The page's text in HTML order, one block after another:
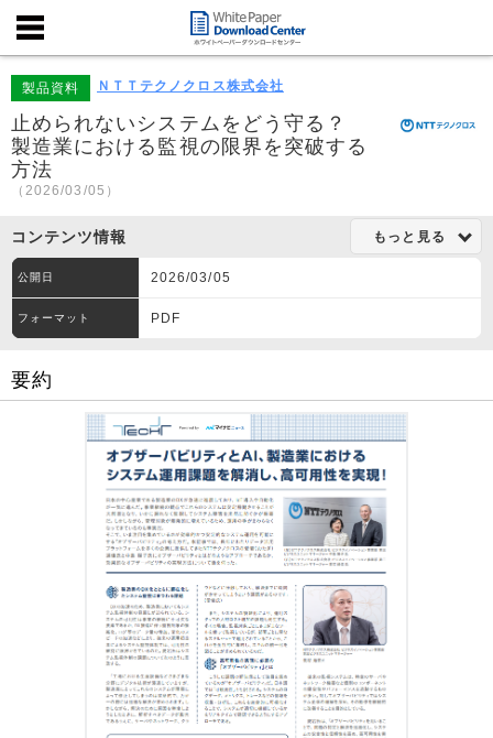
製品資料 ＮＴＴテクノクロス株式会社
止められないシステムをどう守る？
製造業における監視の限界を突破する
方法
（2026/03/05）
コンテンツ情報 もっと見る
公開日 2026/03/05
フォーマット PDF
要約